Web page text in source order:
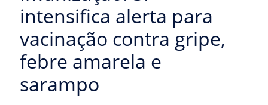
intensifica alerta para
vacinação contra gripe,
febre amarela e
sarampo